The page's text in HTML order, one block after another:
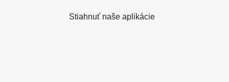
Stiahnuť naše aplikácie